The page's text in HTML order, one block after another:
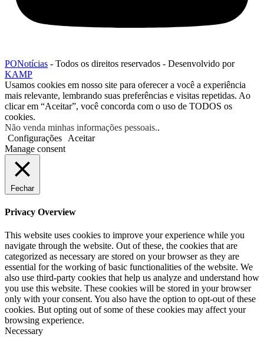
PONotícias - Todos os direitos reservados - Desenvolvido por
KAMP
Usamos cookies em nosso site para oferecer a você a experiência
mais relevante, lembrando suas preferências e visitas repetidas. Ao
clicar em “Aceitar”, você concorda com o uso de TODOS os
cookies.
Não venda minhas informações pessoais..
Configurações
Aceitar
Manage consent
Fechar
Privacy Overview
This website uses cookies to improve your experience while you
navigate through the website. Out of these, the cookies that are
categorized as necessary are stored on your browser as they are
essential for the working of basic functionalities of the website. We
also use third-party cookies that help us analyze and understand how
you use this website. These cookies will be stored in your browser
only with your consent. You also have the option to opt-out of these
cookies. But opting out of some of these cookies may affect your
browsing experience.
Necessary